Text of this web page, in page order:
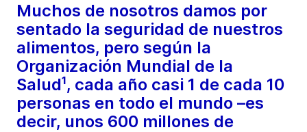
Muchos de nosotros damos por
sentado la seguridad de nuestros
alimentos, pero según la
Organización Mundial de la
Salud¹, cada año casi 1 de cada 10
personas en todo el mundo –es
decir, unos 600 millones de